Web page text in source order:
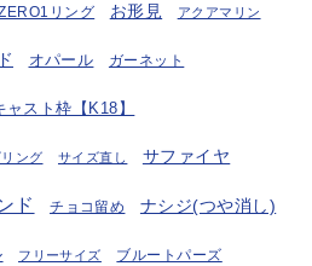
リング お形見 アクアマリン
オパール ガーネット
ャスト枠【K18】
ング サイズ直し サファイヤ
ド チョコ留め ナシジ(つや消し)
フリーサイズ ブルートパーズ